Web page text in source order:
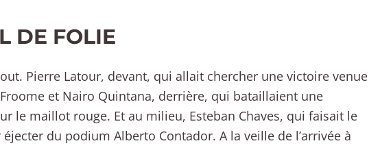
DE FOLIE
Pierre Latour, devant, qui allait chercher une victoire venue
Froome et Nairo Quintana, derrière, qui bataillaient une
le maillot rouge. Et au milieu, Esteban Chaves, qui faisait le
du podium Alberto Contador. A la veille de l’arrivée à